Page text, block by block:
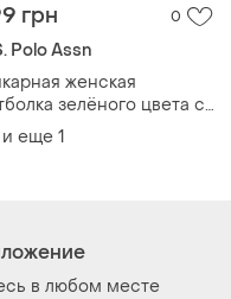
грн 0
Polo Assn
женская
зелёного цвета с
из страз на
u. s. polo assn
и еще 1
в любом месте